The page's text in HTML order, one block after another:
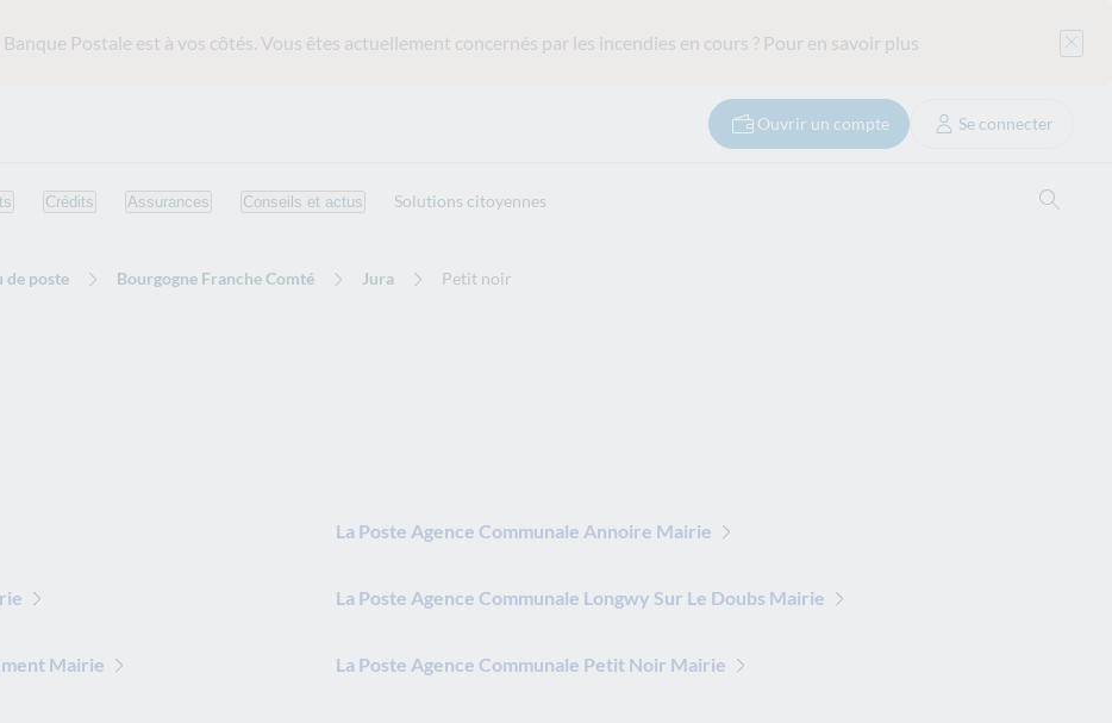
Banque Postale est à vos côtés. Vous êtes actuellement concernés par les incendies en cours ? Pour en savoir plus
Ouvrir un compte Se connecter
Crédits Assurances Conseils et actus Solutions citoyennes
de poste Bourgogne Franche Comté Jura Petit noir
La Poste Agence Communale Annoire Mairie
La Poste Agence Communale Longwy Sur Le Doubs Mairie
Mairie La Poste Agence Communale Petit Noir Mairie